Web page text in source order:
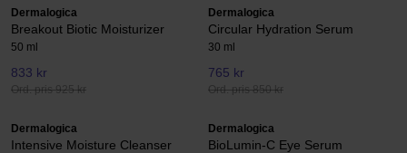
Dermalogica
Breakout Biotic Moisturizer
50 ml
833 kr
Ord. pris 925 kr
Dermalogica
Circular Hydration Serum
30 ml
765 kr
Ord. pris 850 kr
Dermalogica
Intensive Moisture Cleanser
Dermalogica
BioLumin-C Eye Serum